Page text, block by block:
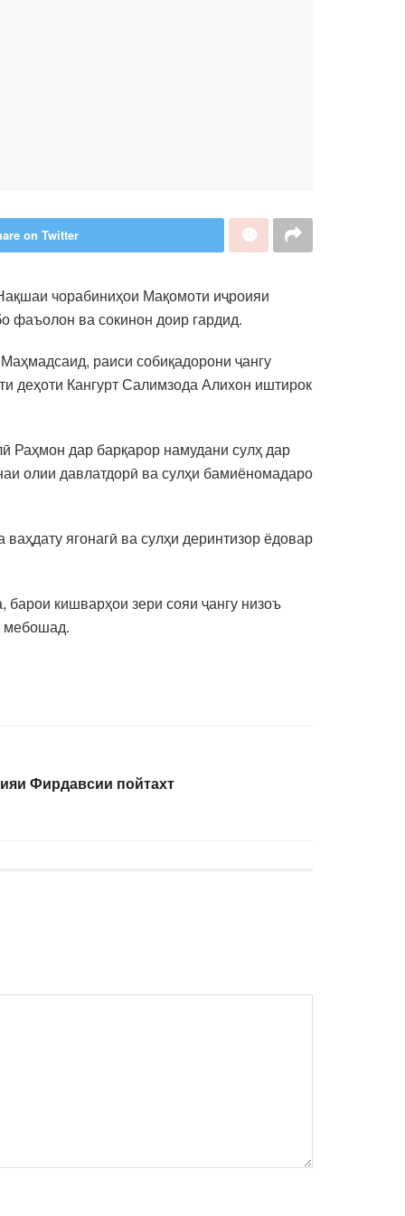
on Twitter
чорабиниҳои Мақомоти иҷроияи
фаъолон ва сокинон доир гардид.
раиси собиқадорони ҷангу
Кангурт Салимзода Алихон иштирок
Раҳмон дар барқарор намудани сулҳ дар
олии давлатдорӣ ва сулҳи бамиёномадаро
ягонагӣ ва сулҳи деринтизор ёдовар
кишварҳои зери сояи ҷангу низоъ
мебошад.
Фирдавсии пойтахт